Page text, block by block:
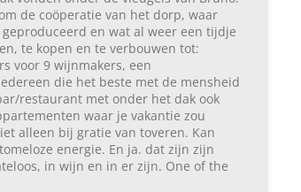
de coöperatie van het dorp, waar
en wat al weer een tijdje
te kopen en te verbouwen tot:
voor 9 wijnmakers, een
die het beste met de mensheid
restaurant met onder het dak ook
waar je vakantie zou
alleen bij gratie van toveren. Kan
energie. En ja. dat zijn zijn
in wijn en in er zijn. One of the